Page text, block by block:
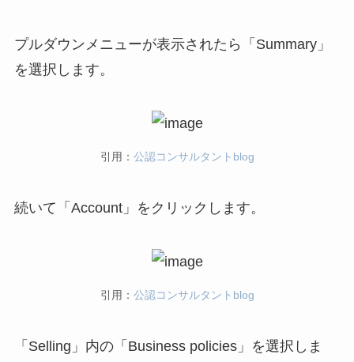
プルダウンメニューが表示されたら「Summary」
を選択します。
引用： 公認コンサルタントblog
続いて「Account」をクリックします。
引用： 公認コンサルタントblog
「Selling」内の「Business policies」を選択しま